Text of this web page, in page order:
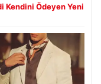
Kendini Ödeyen Yeni